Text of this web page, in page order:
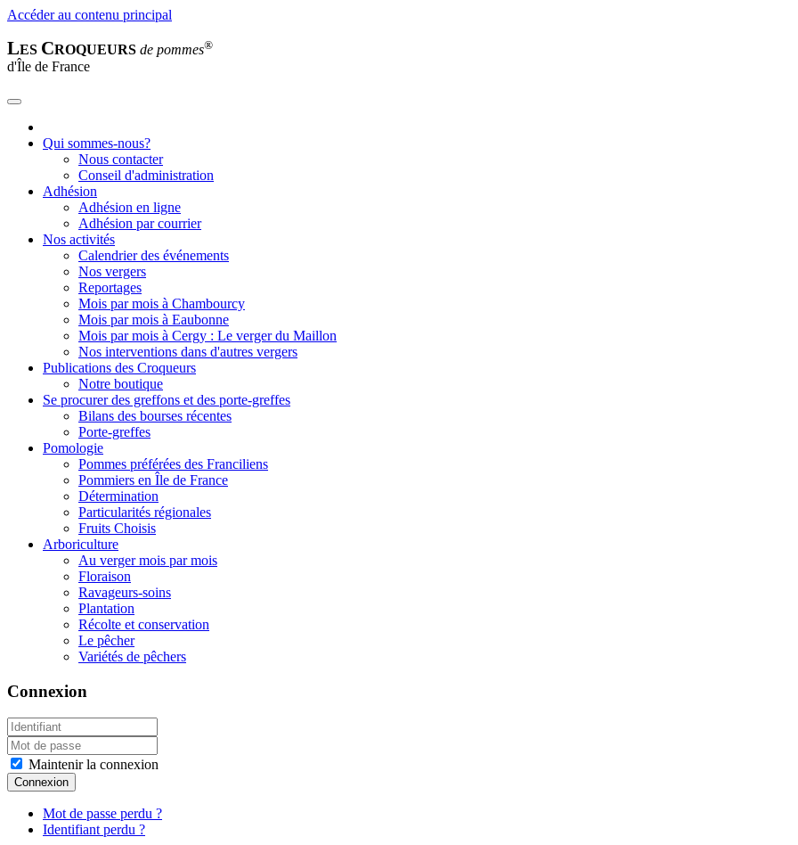
Accéder au contenu principal
LES CROQUEURS de pommes®
d'Île de France
Qui sommes-nous?
Nous contacter
Conseil d'administration
Adhésion
Adhésion en ligne
Adhésion par courrier
Nos activités
Calendrier des événements
Nos vergers
Reportages
Mois par mois à Chambourcy
Mois par mois à Eaubonne
Mois par mois à Cergy : Le verger du Maillon
Nos interventions dans d'autres vergers
Publications des Croqueurs
Notre boutique
Se procurer des greffons et des porte-greffes
Bilans des bourses récentes
Porte-greffes
Pomologie
Pommes préférées des Franciliens
Pommiers en Île de France
Détermination
Particularités régionales
Fruits Choisis
Arboriculture
Au verger mois par mois
Floraison
Ravageurs-soins
Plantation
Récolte et conservation
Le pêcher
Variétés de pêchers
Connexion
Maintenir la connexion
Connexion
Mot de passe perdu ?
Identifiant perdu ?